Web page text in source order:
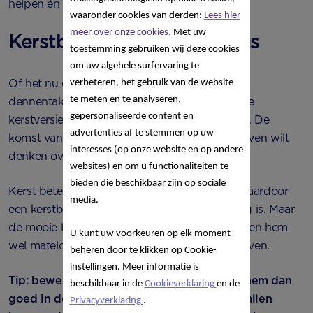
helpen én goed passen bij het kerst diner.
Kerstboom en kerstcadeaus
Of het nu een echte kerstboom, een versierde
dennentak of een kunststofboom is: een beetje
kerstversiering brengt je huis zo in kerstsferen. De
komst van je kleine kan ervoor zorgen dat je even wilt
denken over wat voor jou de juiste keuze is.
Kerst betekent nu nog weinig voor je baby, waardoor
een kerstboom voor hem misschien overbodig is. Maar
de mooie lampjes en glinsterende ballen kunnen hem
wel mateloos fascineren en uren kijkplezier geven.
Tip: beweegt je kleine al wat meer? Houdt hem dan
goed in de gaten rondom de boom. Kerstballen
waaronder cookies van derden: Lees hier
meer over onze cookies. Met uw
toestemming gebruiken wij deze cookies
om uw algehele surfervaring te
verbeteren, het gebruik van de website
te meten en te analyseren,
gepersonaliseerde content en
advertenties af te stemmen op uw
interesses (op onze website en op andere
websites) en om u functionaliteiten te
bieden die beschikbaar zijn op sociale
media.
U kunt uw voorkeuren op elk moment
beheren door te klikken op Cookie-
instellingen. Meer informatie is
beschikbaar in de Cookieverklaring en de
Privacyverklaring .